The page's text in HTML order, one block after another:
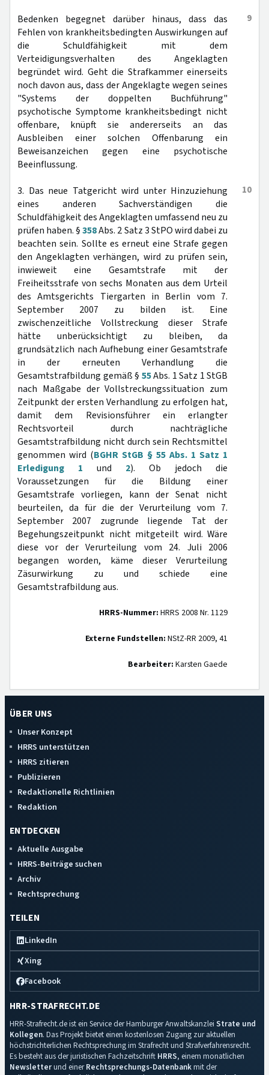
9
Bedenken begegnet darüber hinaus, dass das
Fehlen von krankheitsbedingten Auswirkungen auf
die Schuldfähigkeit mit dem
Verteidigungsverhalten des Angeklagten
begründet wird. Geht die Strafkammer einerseits
noch davon aus, dass der Angeklagte wegen seines
"Systems der doppelten Buchführung"
psychotische Symptome krankheitsbedingt nicht
offenbare, knüpft sie andererseits an das
Ausbleiben einer solchen Offenbarung ein
Beweisanzeichen gegen eine psychotische
Beeinflussung.
10
3. Das neue Tatgericht wird unter Hinzuziehung
eines anderen Sachverständigen die
Schuldfähigkeit des Angeklagten umfassend neu zu
prüfen haben. §358Abs. 2 Satz 3 StPO wird dabei zu
beachten sein. Sollte es erneut eine Strafe gegen
den Angeklagten verhängen, wird zu prüfen sein,
inwieweit eine Gesamtstrafe mit der
Freiheitsstrafe von sechs Monaten aus dem Urteil
des Amtsgerichts Tiergarten in Berlin vom 7.
September 2007 zu bilden ist. Eine
zwischenzeitliche Vollstreckung dieser Strafe
hätte unberücksichtigt zu bleiben, da
grundsätzlich nach Aufhebung einer Gesamtstrafe
in der erneuten Verhandlung die
Gesamtstrafbildung gemäß § 55Abs. 1 Satz 1 StGB
nach Maßgabe der Vollstreckungssituation zum
Zeitpunkt der ersten Verhandlung zu erfolgen hat,
damit dem Revisionsführer ein erlangter
Rechtsvorteil durch nachträgliche
Gesamtstrafbildung nicht durch sein Rechtsmittel
genommen wird (BGHR StGB § 55 Abs. 1 Satz 1
Erledigung 1 und 2). Ob jedoch die
Voraussetzungen für die Bildung einer
Gesamtstrafe vorliegen, kann der Senat nicht
beurteilen, da für die der Verurteilung vom 7.
September 2007 zugrunde liegende Tat der
Begehungszeitpunkt nicht mitgeteilt wird. Wäre
diese vor der Verurteilung vom 24. Juli 2006
begangen worden, käme dieser Verurteilung
Zäsurwirkung zu und schiede eine
Gesamtstrafbildung aus.
HRRS-Nummer: HRRS 2008 Nr. 1129
Externe Fundstellen: NStZ-RR 2009, 41
Bearbeiter: Karsten Gaede
ÜBER UNS
Unser Konzept
HRRS unterstützen
HRRS zitieren
Publizieren
Redaktionelle Richtlinien
Redaktion
ENTDECKEN
Aktuelle Ausgabe
HRRS-Beiträge suchen
Archiv
Rechtsprechung
TEILEN
LinkedIn
Xing
Facebook
HRR-STRAFRECHT.DE
HRR-Strafrecht.de ist ein Service der Hamburger Anwaltskanzlei Strate und
Kollegen. Das Projekt bietet einen kostenlosen Zugang zur aktuellen
höchstrichterlichen Rechtsprechung im Strafrecht und Strafverfahrensrecht.
Es besteht aus der juristischen Fachzeitschrift HRRS, einem monatlichen
Newsletterund einerRechtsprechungs-Datenbankmit der